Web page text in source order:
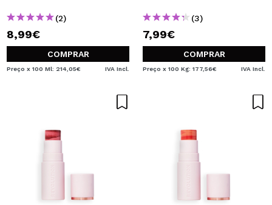
(2)
8,99€
COMPRAR
Preço x 100 Ml: 214,05€ IVA Incl.
(3)
7,99€
COMPRAR
Preço x 100 Kg: 177,56€ IVA Incl.